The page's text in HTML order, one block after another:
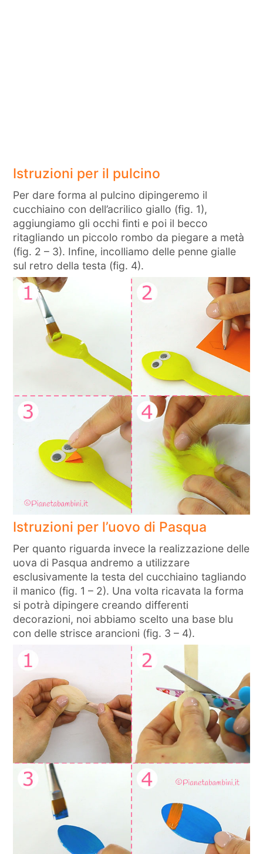
Istruzioni per il pulcino
Per dare forma al pulcino dipingeremo il
cucchiaino con dell’acrilico giallo (fig. 1),
aggiungiamo gli occhi finti e poi il becco
ritagliando un piccolo rombo da piegare a metà
(fig. 2 – 3). Infine, incolliamo delle penne gialle
sul retro della testa (fig. 4).
Istruzioni per l’uovo di Pasqua
Per quanto riguarda invece la realizzazione delle
uova di Pasqua andremo a utilizzare
esclusivamente la testa del cucchiaino tagliando
il manico (fig. 1 – 2). Una volta ricavata la forma
si potrà dipingere creando differenti
decorazioni, noi abbiamo scelto una base blu
con delle strisce arancioni (fig. 3 – 4).